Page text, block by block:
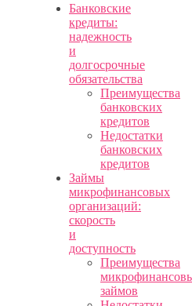
Банковские
кредиты:
надежность
и
долгосрочные
обязательства
Преимущества
банковских
кредитов
Недостатки
банковских
кредитов
Займы
микрофинансовых
организаций:
скорость
и
доступность
Преимущества
займов